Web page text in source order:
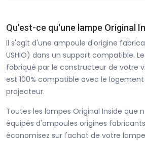
Qu'est-ce qu'une lampe Original
Il s'agit d'une ampoule d'origine
USHIO) dans un support compatible.
fabriqué par le constructeur de votre
est 100% compatible avec le
projecteur.
Toutes les lampes Original Inside que
équipés d'ampoules origines
économisez sur l'achat de votre